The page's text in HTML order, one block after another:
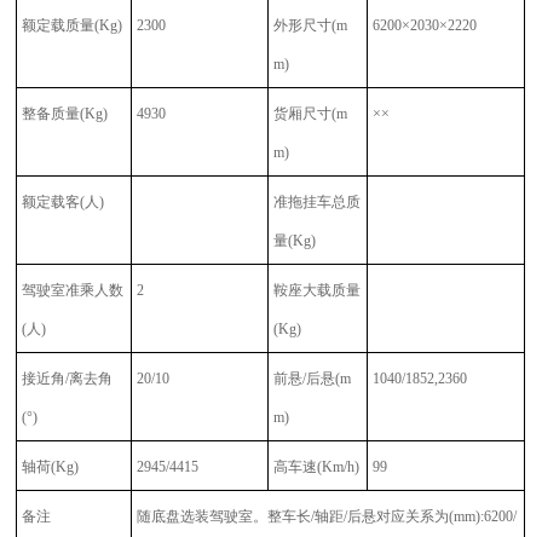
额定载质量(Kg) 2300 外形尺寸(m
m)
6200×2030×2220
整备质量(Kg) 4930 货厢尺寸(m
m)
××
额定载客(人) 准拖挂车总质
量(Kg)
驾驶室准乘人数
(人)
2 鞍座大载质量
(Kg)
接近角/离去角
(°)
20/10 前悬/后悬(m
m)
1040/1852,2360
轴荷(Kg) 2945/4415 高车速(Km/h) 99
备注 随底盘选装驾驶室。整车长/轴距/后悬对应关系为(mm):6200/